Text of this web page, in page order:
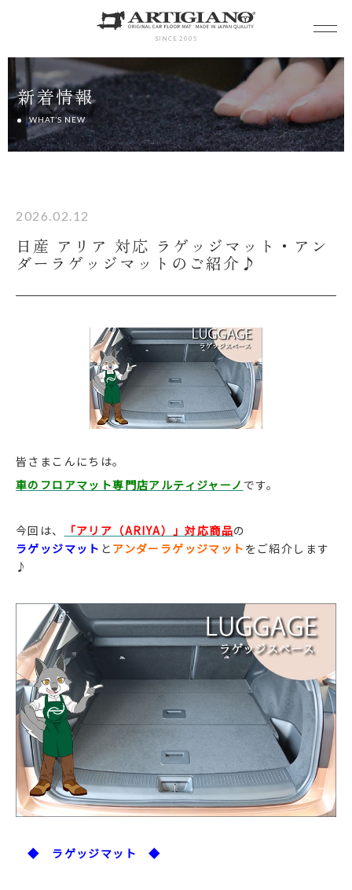
SINCE 2005
新着情報
WHAT’S NEW
2026.02.12
日産 アリア 対応 ラゲッジマット・アン
ダーラゲッジマットのご紹介♪
皆さまこんにちは。
車のフロアマット専門店アルティジャーノ です。
今回は、 「アリア（ARIYA）」対応商品の
ラゲッジマット と アンダーラゲッジマット をご紹介します
♪
◆ ラゲッジマット ◆